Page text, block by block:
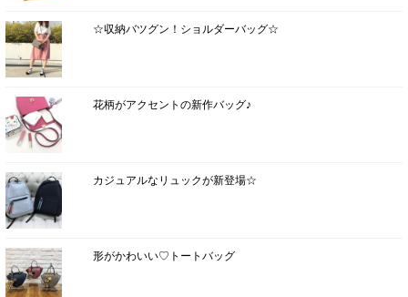
☆収納バツグン！ショルダーバッグ☆
花柄がアクセントの新作バッグ♪
カジュアルなリュックが新登場☆
形がかわいい♡トートバッグ